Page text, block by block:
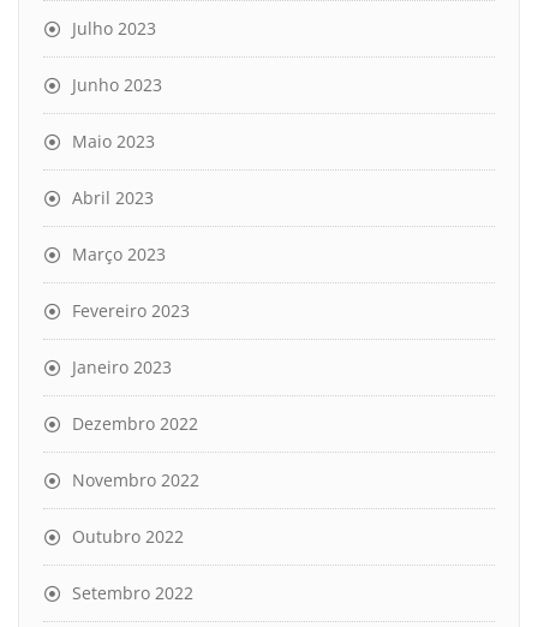
Julho 2023
Junho 2023
Maio 2023
Abril 2023
Março 2023
Fevereiro 2023
Janeiro 2023
Dezembro 2022
Novembro 2022
Outubro 2022
Setembro 2022